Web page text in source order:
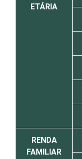
ETÁRIA
RENDA
FAMILIAR